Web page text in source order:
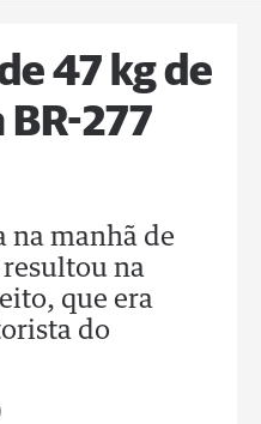
47 kg de
BR-277
na manhã de
na
que era
do